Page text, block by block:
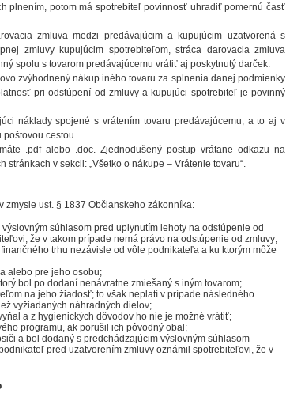
plnením, potom má spotrebiteľ povinnosť uhradiť pomernú časť
zmluva medzi predávajúcim a kupujúcim uzatvorená s
zmluvy kupujúcim spotrebiteľom, stráca darovacia zmluva
spolu s tovarom predávajúcemu vrátiť aj poskytnutý darček.
zvýhodnený nákup iného tovaru za splnenia danej podmienky
pri odstúpení od zmluvy a kupujúci spotrebiteľ je povinný
náklady spojené s vrátením tovaru predávajúcemu, a to aj v
poštovou cestou.
.pdf alebo .doc. Zjednodušený postup vrátane odkazu na
v sekcii: „Všetko o nákupe – Vrátenie tovaru“.
ust. § 1837 Občianskeho zákonníka:
súhlasom pred uplynutím lehoty na odstúpenie od
že v takom prípade nemá právo na odstúpenie od zmluvy;
trhu nezávisle od vôle podnikateľa a ku ktorým môže
alebo pre jeho osobu;
bol po dodaní nenávratne zmiešaný s iným tovarom;
na jeho žiadosť; to však neplatí v prípade následného
vyžiadaných náhradných dielov;
a z hygienických dôvodov ho nie je možné vrátiť;
programu, ak porušil ich pôvodný obal;
a bol dodaný s predchádzajúcim výslovným súhlasom
pred uzatvorením zmluvy oznámil spotrebiteľovi, že v